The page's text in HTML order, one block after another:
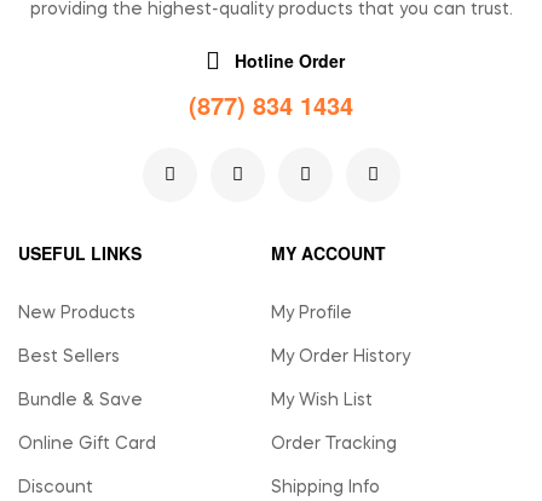
providing the highest-quality products that you can trust.
Hotline Order
(877) 834 1434
USEFUL LINKS
New Products
Best Sellers
Bundle & Save
Online Gift Card
Discount
MY ACCOUNT
My Profile
My Order History
My Wish List
Order Tracking
Shipping Info